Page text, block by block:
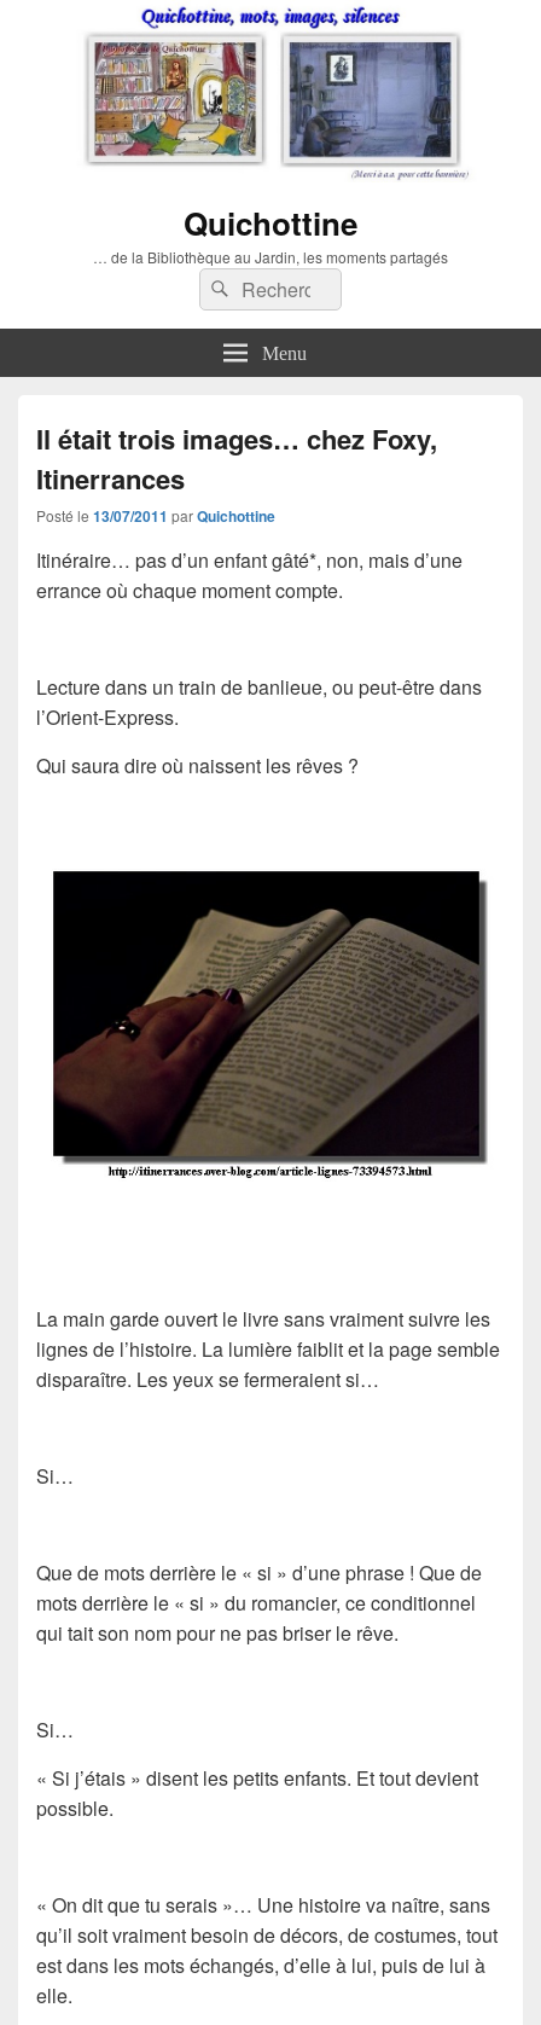
Quichottine
… de la Bibliothèque au Jardin, les moments partagés
Recherche :
Rechercher
Menu
Il était trois images… chez Foxy,
Itinerrances
Posté le 13/07/2011 parQuichottine
Itinéraire… pas d’un enfant gâté*, non, mais d’une
errance où chaque moment compte.
Lecture dans un train de banlieue, ou peut-être dans
l’Orient-Express.
Qui saura dire où naissent les rêves ?
La main garde ouvert le livre sans vraiment suivre les
lignes de l’histoire. La lumière faiblit et la page semble
disparaître. Les yeux se fermeraient si…
Si…
Que de mots derrière le « si » d’une phrase ! Que de
mots derrière le « si » du romancier, ce conditionnel
qui tait son nom pour ne pas briser le rêve.
Si…
« Si j’étais » disent les petits enfants. Et tout devient
possible.
« On dit que tu serais »… Une histoire va naître, sans
qu’il soit vraiment besoin de décors, de costumes, tout
est dans les mots échangés, d’elle à lui, puis de lui à
elle.